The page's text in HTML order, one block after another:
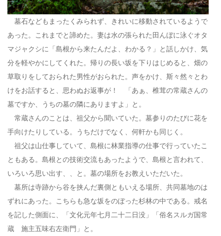
墓石などもまったくみられず、きれいに移動されているようで
あった。これまでと諦めた。妻は水の張られた田んぼに泳ぐオタ
マジャクシに「島根から来たんだよ、わかる？」と話しかけ、気
分を軽やかにしてくれた。帰りの長い坂を下りはじめると、畑の
草取りをしておられた男性がおられた。声をかけ、斯々然々とわ
けをお話すると、思わぬお返事が！ 「あぁ、椎茸の常蔵さんの
墓ですか、うちの墓の隣にありますよ」と。
常蔵さんのことは、祖父から聞いていた。墓参りのたびに花を
手向けたりしている。うちだけでなく、何軒かも同じく。
祖父は山仕事していて、島根に林業指導の仕事で行っていたこ
ともある。島根との技術交流もあったようで、島根と言われて、
いろいろ思い出す、、と。墓の場所をお教えいただいた。
墓所は寺跡から谷を挟んだ裏側ともいえる場所、共同墓地のは
ずれにあった。こちらも急な坂をのぼった杉林の中である。戒名
を記した側面に、「文化元年七月二十二日没」「俗名スルガ国常
蔵 施主五味右左衛門」と。